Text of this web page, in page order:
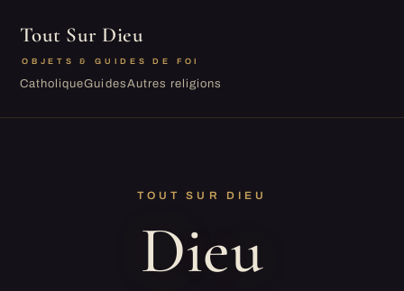
Tout Sur Dieu
OBJETS & GUIDES DE FOI
CatholiqueGuidesAutres religions
TOUT SUR DIEU
Dieu